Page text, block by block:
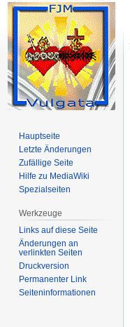
Hauptseite
Letzte Änderungen
Zufällige Seite
Hilfe zu MediaWiki
Spezialseiten
Werkzeuge
Links auf diese Seite
Änderungen an
verlinkten Seiten
Druckversion
Permanenter Link
Seiten­­informationen